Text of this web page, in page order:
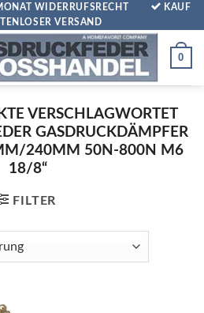
WIDERRUFSRECHT
KAUF
VERSAND
0
VERSCHLAGWORTET
GASDRUCKDÄMPFER
240MM 50N-800N M6
18/8“
FILTER